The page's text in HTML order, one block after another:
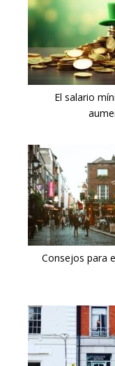
El salario
Consejos para